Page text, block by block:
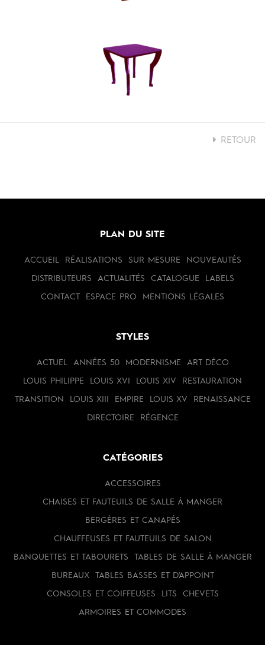
RETOUR
PLAN DU SITE
ACCUEIL RÉALISATIONS SUR MESURE NOUVEAUTÉS
DISTRIBUTEURS ACTUALITÉS CATALOGUE LABELS
CONTACT ESPACE PRO MENTIONS LÉGALES
STYLES
ACTUEL ANNÉES 50 MODERNISME ART DÉCO
LOUIS PHILIPPE LOUIS XVI LOUIS XIV RESTAURATION
TRANSITION LOUIS XIII EMPIRE LOUIS XV RENAISSANCE
DIRECTOIRE RÉGENCE
CATÉGORIES
ACCESSOIRES
CHAISES ET FAUTEUILS DE SALLE À MANGER
BERGÈRES ET CANAPÉS
CHAUFFEUSES ET FAUTEUILS DE SALON
BANQUETTES ET TABOURETS TABLES DE SALLE À MANGER
BUREAUX TABLES BASSES ET D'APPOINT
CONSOLES ET COIFFEUSES LITS CHEVETS
ARMOIRES ET COMMODES